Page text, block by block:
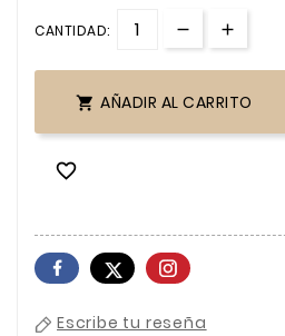
CANTIDAD:
 AÑADIR AL CARRITO

Escribe tu reseña